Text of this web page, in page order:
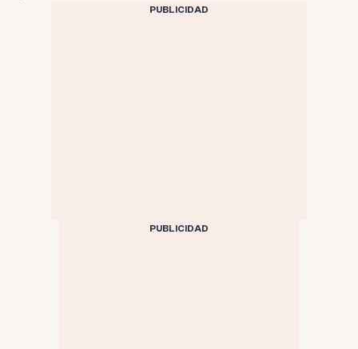
PUBLICIDAD
PUBLICIDAD